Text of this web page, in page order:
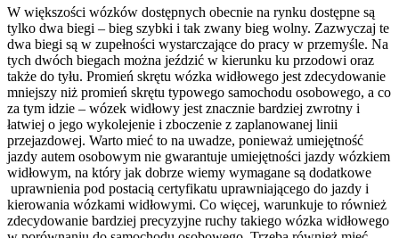
W większości wózków dostępnych obecnie na rynku dostępne są
tylko dwa biegi – bieg szybki i tak zwany bieg wolny. Zazwyczaj te
dwa biegi są w zupełności wystarczające do pracy w przemyśle. Na
tych dwóch biegach można jeździć w kierunku ku przodowi oraz
także do tyłu. Promień skrętu wózka widłowego jest zdecydowanie
mniejszy niż promień skrętu typowego samochodu osobowego, a co
za tym idzie – wózek widłowy jest znacznie bardziej zwrotny i
łatwiej o jego wykolejenie i zboczenie z zaplanowanej linii
przejazdowej. Warto mieć to na uwadze, ponieważ umiejętność
jazdy autem osobowym nie gwarantuje umiejętności jazdy wózkiem
widłowym, na który jak dobrze wiemy wymagane są dodatkowe
uprawnienia pod postacią certyfikatu uprawniającego do jazdy i
kierowania wózkami widłowymi. Co więcej, warunkuje to również
zdecydowanie bardziej precyzyjne ruchy takiego wózka widłowego